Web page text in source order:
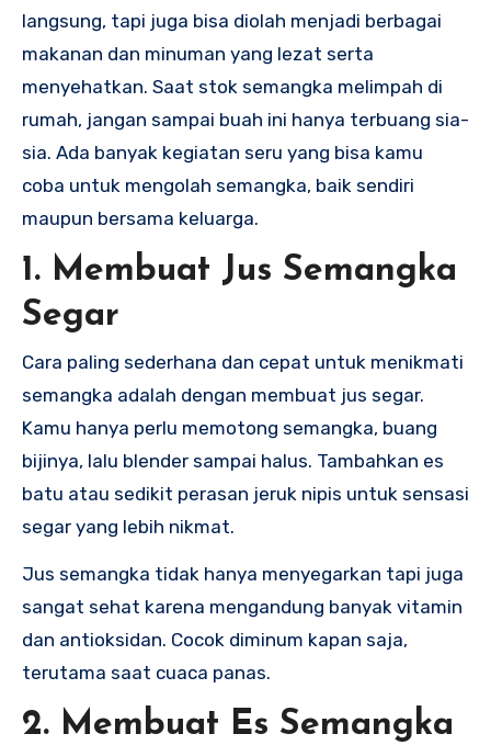
langsung, tapi juga bisa diolah menjadi berbagai
makanan dan minuman yang lezat serta
menyehatkan. Saat stok semangka melimpah di
rumah, jangan sampai buah ini hanya terbuang sia-
sia. Ada banyak kegiatan seru yang bisa kamu
coba untuk mengolah semangka, baik sendiri
maupun bersama keluarga.
1. Membuat Jus Semangka
Segar
Cara paling sederhana dan cepat untuk menikmati
semangka adalah dengan membuat jus segar.
Kamu hanya perlu memotong semangka, buang
bijinya, lalu blender sampai halus. Tambahkan es
batu atau sedikit perasan jeruk nipis untuk sensasi
segar yang lebih nikmat.
Jus semangka tidak hanya menyegarkan tapi juga
sangat sehat karena mengandung banyak vitamin
dan antioksidan. Cocok diminum kapan saja,
terutama saat cuaca panas.
2. Membuat Es Semangka